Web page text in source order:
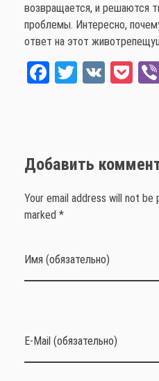
возвращается, и решаются
проблемы. Интересно,
ответ на этот
Fa T
V
Po
Добавить
Your email address will not be
marked *
Имя (обязательно)
E-Mail (обязательно)